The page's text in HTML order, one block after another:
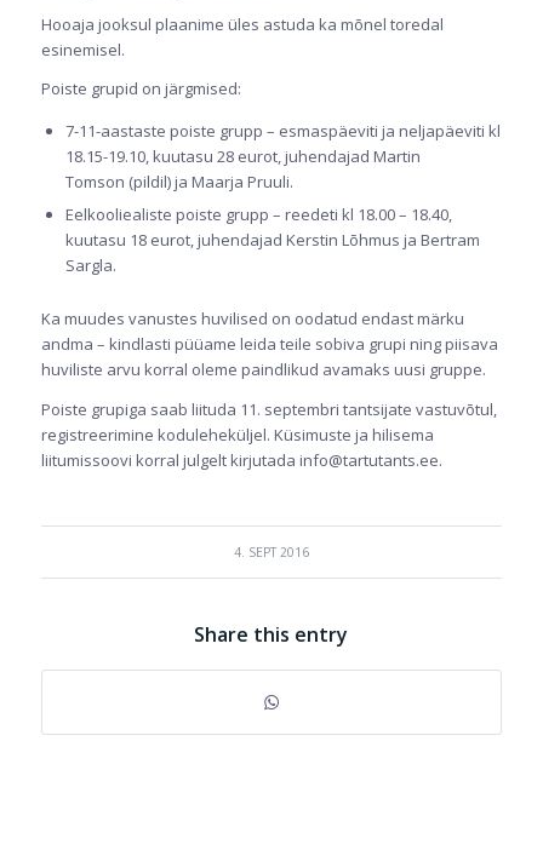
Hooaja jooksul plaanime üles astuda ka mõnel toredal
esinemisel.
Poiste grupid on järgmised:
7-11-aastaste poiste grupp – esmaspäeviti ja neljapäeviti kl
18.15-19.10, kuutasu 28 eurot, juhendajad Martin
Tomson (pildil) ja Maarja Pruuli.
Eelkooliealiste poiste grupp – reedeti kl 18.00 – 18.40,
kuutasu 18 eurot, juhendajad Kerstin Lõhmus ja Bertram
Sargla.
Ka muudes vanustes huvilised on oodatud endast märku
andma – kindlasti püüame leida teile sobiva grupi ning piisava
huviliste arvu korral oleme paindlikud avamaks uusi gruppe.
Poiste grupiga saab liituda 11. septembri tantsijate vastuvõtul,
registreerimine koduleheküljel. Küsimuste ja hilisema
liitumissoovi korral julgelt kirjutada info@tartutants.ee.
4. SEPT 2016
Share this entry